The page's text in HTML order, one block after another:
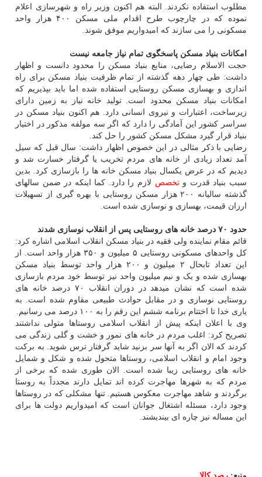
مطلوب استفاده نکردند. البته هم اکنون وزیر راه و شهرسازی اعلام
نموده که در چارچوب طرح اقدام ملی مسکن ۴۰۰ هزار واحد
مسکونی را می سازند که امیدواریم موفق شوند.
امکانات بنیاد مسکن پاسخگوی تمام نیاز جامعه نیست
حجت الاسلام رضایی، منابع بنیاد مسکن را محدود دانست و اظهار
داشت: طی چهار دهه گذشته از تمام ظرفیت بنیاد مسکن برای راه
اندازی و بهسازی مسکن روستایی استفاده شده اما باید بپذیریم که
امکانات بنیاد مسکن محدود است. تولید خانه نیاز به زمین دارای
زیرساخت، اعتبارات و نیروی انسانی دارد. هم اکنون بنیاد مسکن در
سراسر کشور این آمادگی را دارد که اگر سه مولفه مذکور در اختیار
بنیاد قرار گیرد مشکل مسکن کشور را حل کند.
رضایی با ذکر مثالی در این خصوص اظهار داشت: سال قبل که سیل
آمد تعداد زیادی از خانه های مردم تخریب یا گرفتار خسارت شد و
دیدیم که در عرض یکسال بنیاد مسکن خانه ها را بازسازی کرد. بدین
سبب بنیاد قدرت وتخصص لازم را دارد. کما اینکه در ضمن سالهای
گذشته سالیانه ۲۰۰ هزار مسکن روستایی با بهره گیری از تسهیلات
ارزان قیمت، بهسازی و نوسازی شده است.
حدود ۷۰ درصد خانه های روستایی پس از انقلاب نوسازی شدند
قائم مقام نماینده ولی فقیه در بنیاد مسکن انقلاب اسلامی اشاره کرد:
کل واحدهای مسکونی روستایی ۵ میلیون و ۳۵۰ هزار واحد است. از
این تعداد تابحال ۲ میلیون و ۲۰۰ هزار واحد توسط بنیاد مسکن
بهسازی شده و یک و نیم میلیون واحد نیز توسط خود مردم بازسازی
شده است که نشان میدهد در دوران انقلاب ۷۰ درصد خانه های
روستایی نوسازی و در مقابل حوادث طبیعی مقاوم شده است. به
یاری خدا تا اختتام برنامه ششم این رقم را به ۱۰۰ درصد می رسانیم.
وی با اعلان اینکه پیش از انقلاب اسلامی روستاها متولی نداشتند
تصریح کرد: اغلب مردم در خانه های نمور و خشت و گلی زندگی می
کردند که الان اگر به آنها سر بزنید شاید گرفتار ترس شوید. به برکت
وجود امام و انقلاب اسلامی، روستاها متحول شده و شکل و شمایل
خانه های روستایی زیبا شده است. الان طوری شده که برخی از
مردم که به شهرها مهاجرت کرده اند تمایل دارند مجدداً به روستا
برگردند و شاهد مهاجرت معکوس هستیم. تنها مشکلی که در روستاها
وجود دارد، مسئله اشتغال جوانان است که امیدواریم دولت ها برای
این مساله نیز چاره ای بیندیشند.